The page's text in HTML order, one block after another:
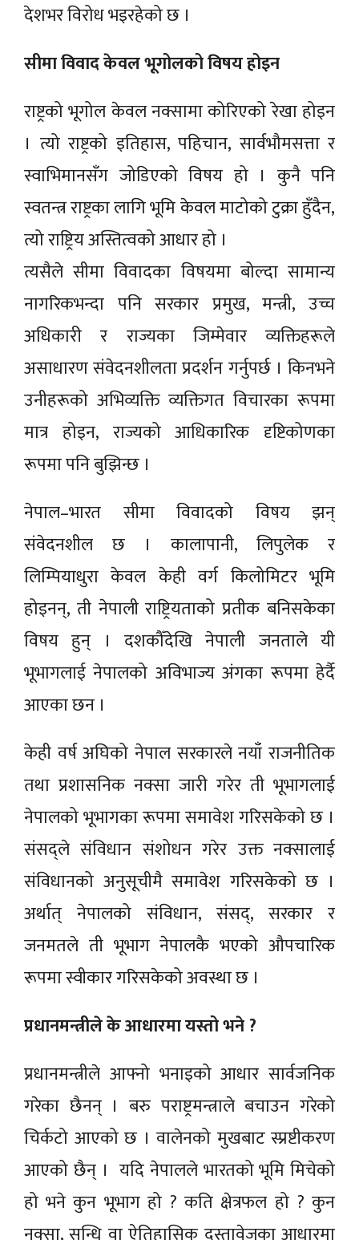
देशभर विरोध भइरहेको छ ।
सीमा विवाद केवल भूगोलको विषय होइन
राष्ट्रको भूगोल केवल नक्सामा कोरिएको रेखा होइन
। त्यो राष्ट्रको इतिहास, पहिचान, सार्वभौमसत्ता र
स्वाभिमानसँग जोडिएको विषय हो । कुनै पनि
स्वतन्त्र राष्ट्रका लागि भूमि केवल माटोको टुक्रा हुँदैन,
त्यो राष्ट्रिय अस्तित्वको आधार हो ।
त्यसैले सीमा विवादका विषयमा बोल्दा सामान्य
नागरिकभन्दा पनि सरकार प्रमुख, मन्त्री, उच्च
अधिकारी र राज्यका जिम्मेवार व्यक्तिहरूले
असाधारण संवेदनशीलता प्रदर्शन गर्नुपर्छ । किनभने
उनीहरूको अभिव्यक्ति व्यक्तिगत विचारका रूपमा
मात्र होइन, राज्यको आधिकारिक दृष्टिकोणका
रूपमा पनि बुझिन्छ ।
नेपाल–भारत सीमा विवादको विषय झन्
संवेदनशील छ । कालापानी, लिपुलेक र
लिम्पियाधुरा केवल केही वर्ग किलोमिटर भूमि
होइनन्, ती नेपाली राष्ट्रियताको प्रतीक बनिसकेका
विषय हुन् । दशकौँदेखि नेपाली जनताले यी
भूभागलाई नेपालको अविभाज्य अंगका रूपमा हेर्दै
आएका छन ।
केही वर्ष अघिको नेपाल सरकारले नयाँ राजनीतिक
तथा प्रशासनिक नक्सा जारी गरेर ती भूभागलाई
नेपालको भूभागका रूपमा समावेश गरिसकेको छ ।
संसद्ले संविधान संशोधन गरेर उक्त नक्सालाई
संविधानको अनुसूचीमै समावेश गरिसकेको छ ।
अर्थात् नेपालको संविधान, संसद्, सरकार र
जनमतले ती भूभाग नेपालकै भएको औपचारिक
रूपमा स्वीकार गरिसकेको अवस्था छ ।
प्रधानमन्त्रीले के आधारमा यस्तो भने ?
प्रधानमन्त्रीले आफ्नो भनाइको आधार सार्वजनिक
गरेका छैनन् । बरु पराष्ट्रमन्त्राले बचाउन गरेको
चिर्कटो आएको छ । वालेनको मुखबाट स्प्रष्टीकरण
आएको छैन् । यदि नेपालले भारतको भूमि मिचेको
हो भने कुन भूभाग हो ? कति क्षेत्रफल हो ? कुन